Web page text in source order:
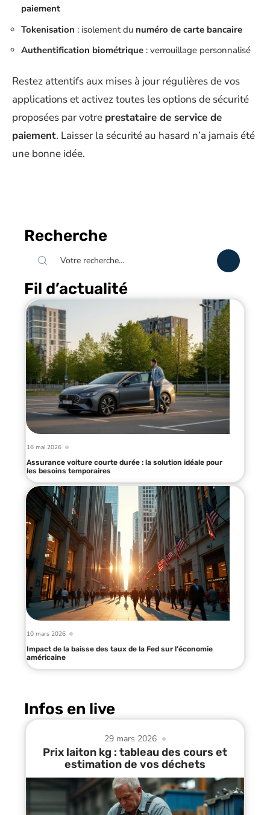
paiement
Tokenisation : isolement du numéro de carte bancaire
Authentification biométrique : verrouillage personnalisé
Restez attentifs aux mises à jour régulières de vos
applications et activez toutes les options de sécurité
proposées par votre prestataire de service de
paiement. Laisser la sécurité au hasard n’a jamais été
une bonne idée.
Recherche
Fil d’actualité
16 mai 2026
Assurance voiture courte durée : la solution idéale pour
les besoins temporaires
10 mars 2026
Impact de la baisse des taux de la Fed sur l’économie
américaine
Infos en live
29 mars 2026
Prix laiton kg : tableau des cours et
estimation de vos déchets